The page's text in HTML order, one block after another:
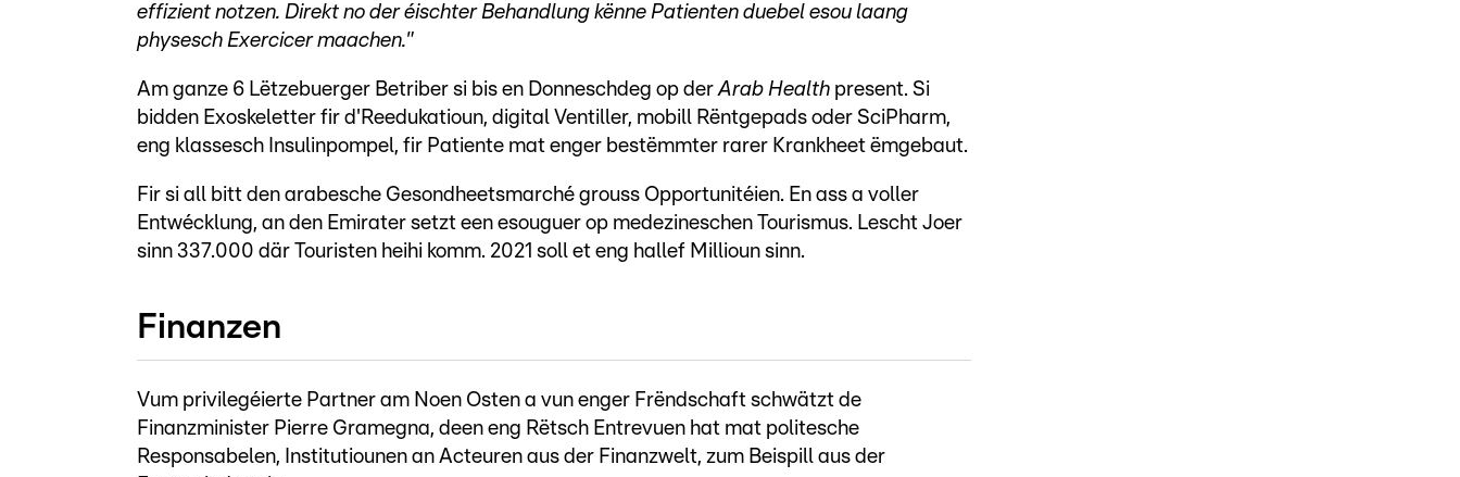
effizient notzen. Direkt no der éischter Behandlung kënne Patienten duebel esou laang
physesch Exercicer maachen."
Am ganze 6 Lëtzebuerger Betriber si bis en Donneschdeg op der Arab Health present. Si
bidden Exoskeletter fir d'Reedukatioun, digital Ventiller, mobill Rëntgepads oder SciPharm,
eng klassesch Insulinpompel, fir Patiente mat enger bestëmmter rarer Krankheet ëmgebaut.
Fir si all bitt den arabesche Gesondheetsmarché grouss Opportunitéien. En ass a voller
Entwécklung, an den Emirater setzt een esouguer op medezineschen Tourismus. Lescht Joer
sinn 337.000 där Touristen heihi komm. 2021 soll et eng hallef Millioun sinn.
Finanzen
Vum privilegéierte Partner am Noen Osten a vun enger Frëndschaft schwätzt de
Finanzminister Pierre Gramegna, deen eng Rëtsch Entrevuen hat mat politesche
Responsabelen, Institutiounen an Acteuren aus der Finanzwelt, zum Beispill aus der